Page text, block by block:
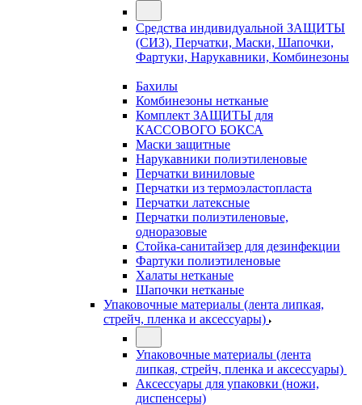
Средства индивидуальной ЗАЩИТЫ
(СИЗ), Перчатки, Маски, Шапочки,
Фартуки, Нарукавники, Комбинезоны
Бахилы
Комбинезоны нетканые
Комплект ЗАЩИТЫ для
КАССОВОГО БОКСА
Маски защитные
Нарукавники полиэтиленовые
Перчатки виниловые
Перчатки из термоэластопласта
Перчатки латексные
Перчатки полиэтиленовые,
одноразовые
Стойка-санитайзер для дезинфекции
Фартуки полиэтиленовые
Халаты нетканые
Шапочки нетканые
Упаковочные материалы (лента липкая,
стрейч, пленка и аксессуары)
Упаковочные материалы (лента
липкая, стрейч, пленка и аксессуары)
Аксессуары для упаковки (ножи,
диспенсеры)